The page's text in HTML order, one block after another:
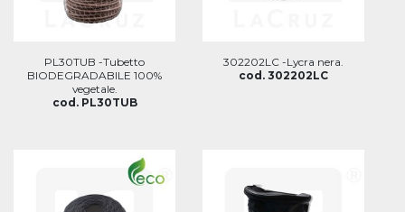
PL30TUB -Tubetto
BIODEGRADABILE 100%
vegetale.
cod. PL30TUB
302202LC -Lycra nera.
cod. 302202LC